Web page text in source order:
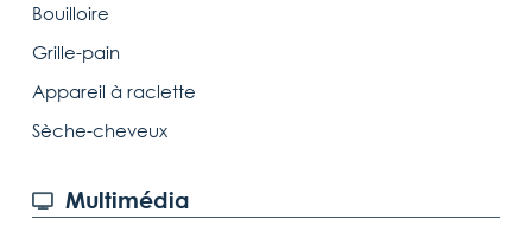
Bouilloire
Grille-pain
Appareil à raclette
Sèche-cheveux
Multimédia